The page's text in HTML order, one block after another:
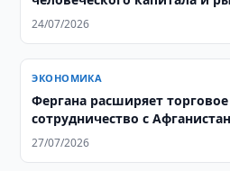
года
24/07/2026
ЭКОНОМИКА
Фергана расширяет
сотрудничество с
27/07/2026